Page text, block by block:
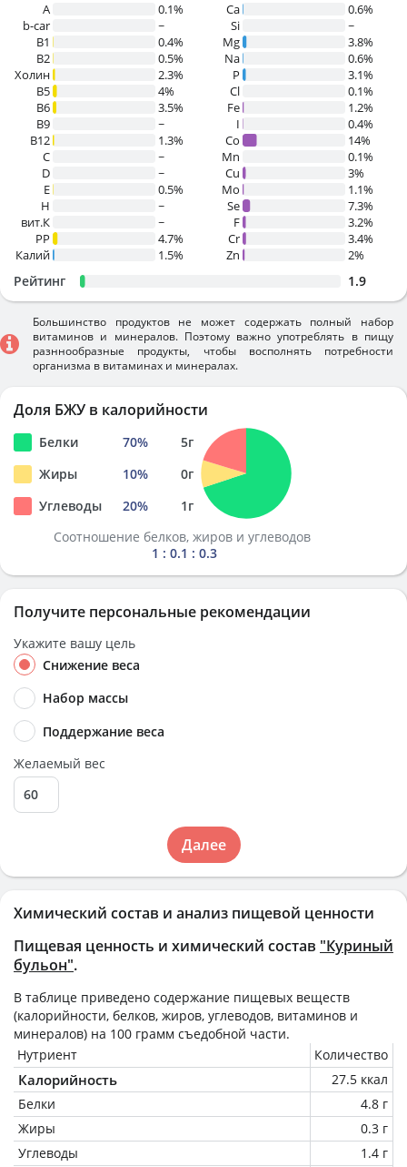
Химический состав и анализ пищевой ценности
Пищевая ценность и химический состав "Куриный
бульон".
В таблице приведено содержание пищевых веществ
(калорийности, белков, жиров, углеводов, витаминов и
минералов) на 100 грамм съедобной части.
Нутриент
Количество
Калорийность
27.5 ккал
Белки
4.8 г
Жиры
0.3 г
Углеводы
1.4 г
A
0.1%
b-car
~
В1
0.4%
B2
0.5%
Холин
2.3%
B5
4%
B6
3.5%
B9
~
B12
1.3%
C
~
D
~
E
0.5%
H
~
вит.К
~
PP
4.7%
Калий
1.5%
Ca
0.6%
Si
~
Mg
3.8%
Na
0.6%
P
3.1%
Cl
0.1%
Fe
1.2%
I
0.4%
Co
14%
Mn
0.1%
Cu
3%
Mo
1.1%
Se
7.3%
F
3.2%
Cr
3.4%
Zn
2%
Рейтинг 1.9
Большинство продуктов не может содержать полный набор
витаминов и минералов. Поэтому важно употреблять в пищу
разннообразные продукты, чтобы восполнять потребности
организма в витаминах и минералах.
Доля БЖУ в калорийности
Белки 70% 5г
Жиры
10% 0г
Углеводы
20% 1г
Соотношение белков, жиров и углеводов
1 : 0.1 : 0.3
Получите персональные рекомендации
Укажите вашу цель
Снижение веса
Набор массы
Поддержание веса
Желаемый вес
Далее